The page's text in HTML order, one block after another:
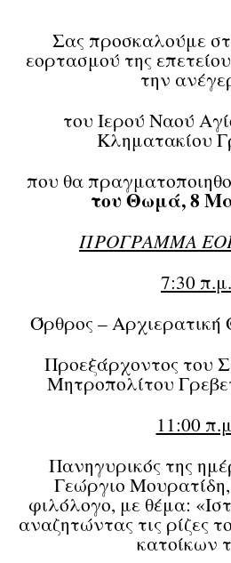
Σας προσκαλούμε
εορτασμού της
την
του Ιερού Ναού
Κληματακίου
που θα
του Θωμά, 8
ΠΡΟΓΡΑΜΜΑ
7:30
Όρθρος – Αρχιερατική
Προεξάρχοντος του
Μητροπολίτου
11:00
Πανηγυρικός της
Γεώργιο
φιλόλογο, με θέμα:
αναζητώντας τις ρίζες
κατοίκων